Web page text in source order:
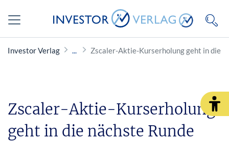
Investor Verlag Zscaler-Aktie-Kurserholung geht in die
Zscaler-Aktie-Kurserholung
geht in die nächste Runde